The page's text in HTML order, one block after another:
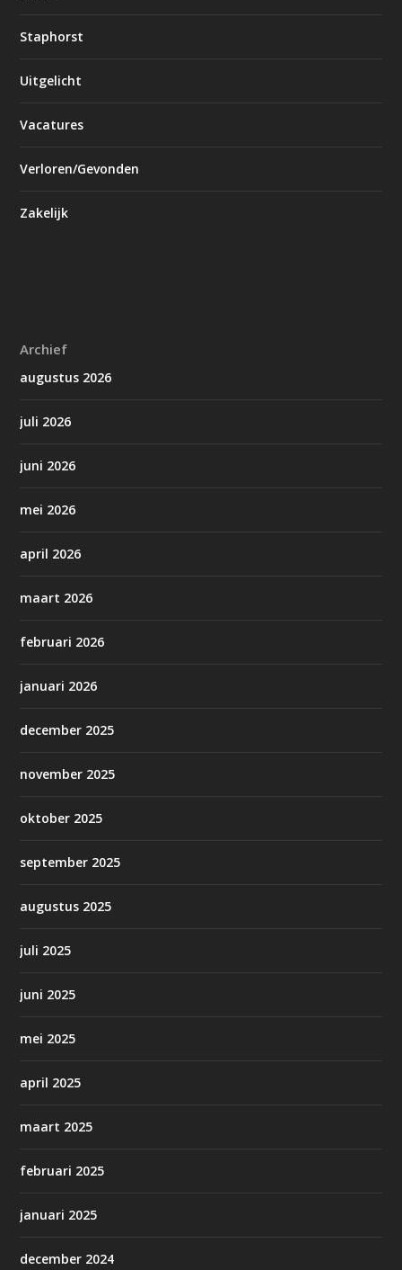
Staphorst
Uitgelicht
Vacatures
Verloren/Gevonden
Zakelijk
Archief
augustus 2026
juli 2026
juni 2026
mei 2026
april 2026
maart 2026
februari 2026
januari 2026
december 2025
november 2025
oktober 2025
september 2025
augustus 2025
juli 2025
juni 2025
mei 2025
april 2025
maart 2025
februari 2025
januari 2025
december 2024